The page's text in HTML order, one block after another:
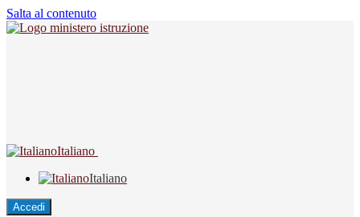
Salta al contenuto
Italiano
Italiano
Accedi